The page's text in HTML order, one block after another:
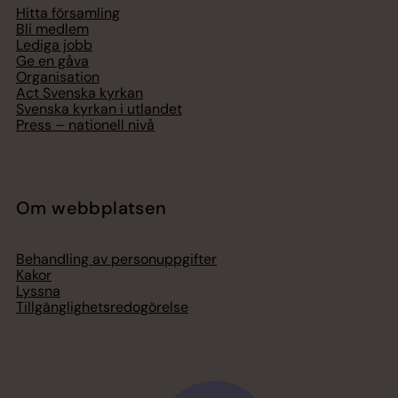
Hitta församling
Bli medlem
Lediga jobb
Ge en gåva
Organisation
Act Svenska kyrkan
Svenska kyrkan i utlandet
Press – nationell nivå
Om webbplatsen
Behandling av personuppgifter
Kakor
Lyssna
Tillgänglighetsredogörelse